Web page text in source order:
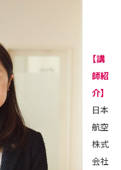
【講
師紹
介】
日本
航空
株式
会社